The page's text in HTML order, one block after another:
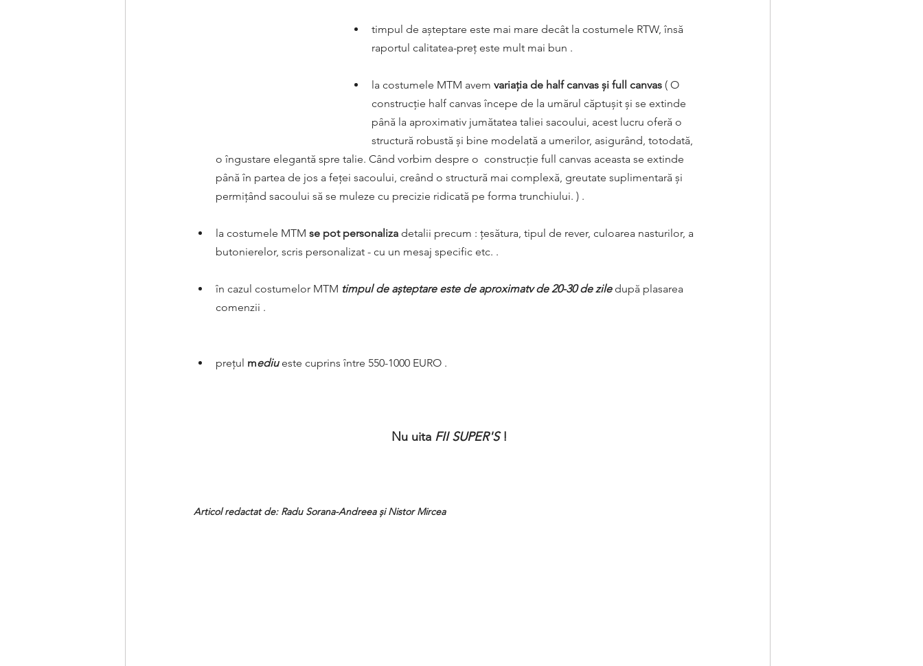
timpul de așteptare este mai mare decât la costumele RTW, însă
raportul calitatea-preț este mult mai bun .
la costumele MTM avem variația de half canvas și full canvas ( O
construcție half canvas începe de la umărul căptușit și se extinde
până la aproximativ jumătatea taliei sacoului, acest lucru oferă o
structură robustă și bine modelată a umerilor, asigurând, totodată,
o îngustare elegantă spre talie. Când vorbim despre o  construcție full canvas aceasta se extinde
până în partea de jos a feței sacoului, creând o structură mai complexă, greutate suplimentară și
permițând sacoului să se muleze cu precizie ridicată pe forma trunchiului. ) .
la costumele MTM se pot personaliza detalii precum : țesătura, tipul de rever, culoarea nasturilor, a
butonierelor, scris personalizat - cu un mesaj specific etc. .
în cazul costumelor MTM timpul de așteptare este de aproximatv de 20-30 de zile după plasarea
comenzii .
prețul mediu este cuprins între 550-1000 EURO .
Nu uita FII SUPER'S !
Articol redactat de: Radu Sorana-Andreea și Nistor Mircea